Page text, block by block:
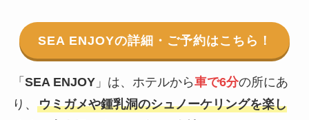
SEA ENJOYの詳細・ご予約はこちら！
「 SEA ENJOY」は、ホテルから車で6分の所にあ
り、 ウミガメや鍾乳洞のシュノーケリングを楽し